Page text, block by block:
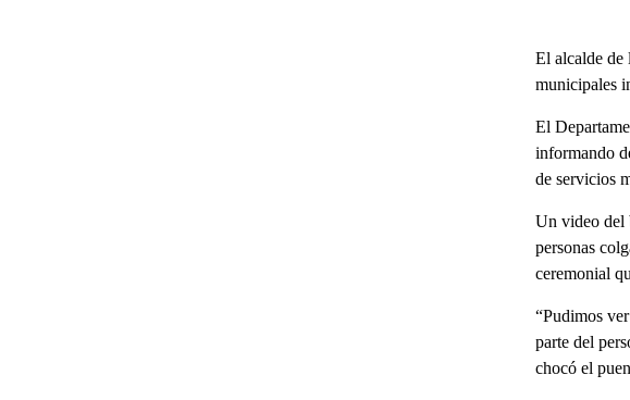
El alcalde de
municipales
El
informando
de servicios
Un video del
personas
ceremonial
“Pudimos
parte del
chocó el